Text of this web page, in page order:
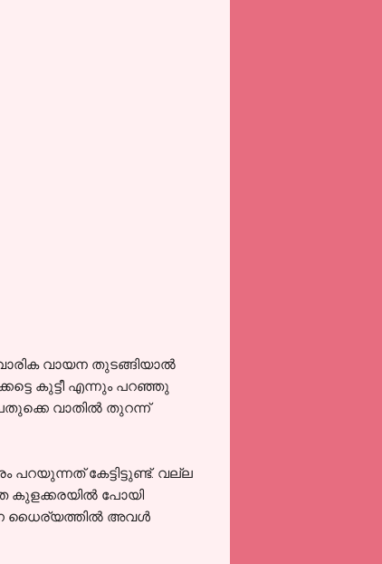
വായന തുടങ്ങിയാൽ
കുട്ടീ എന്നും പറഞ്ഞു
വാതിൽ തുറന്ന്
കേട്ടിട്ടുണ്ട്. വല്ല
കുളക്കരയിൽ പോയി
ധൈര്യത്തിൽ അവൾ